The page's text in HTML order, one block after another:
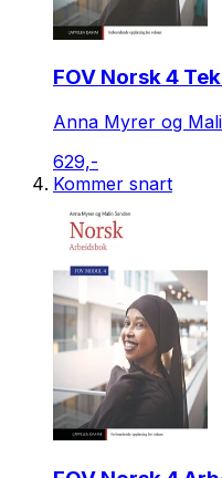
FOV Norsk 4
Anna Myrer og
629,-
Kommer snart